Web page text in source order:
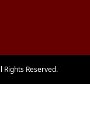
Reserved.